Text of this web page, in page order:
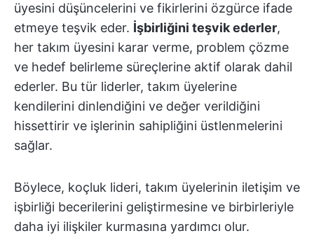
üyesini düşüncelerini ve fikirlerini özgürce ifade
etmeye teşvik eder. İşbirliğini teşvik ederler,
her takım üyesini karar verme, problem çözme
ve hedef belirleme süreçlerine aktif olarak dahil
ederler. Bu tür liderler, takım üyelerine
kendilerini dinlendiğini ve değer verildiğini
hissettirir ve işlerinin sahipliğini üstlenmelerini
sağlar.
Böylece, koçluk lideri, takım üyelerinin iletişim ve
işbirliği becerilerini geliştirmesine ve birbirleriyle
daha iyi ilişkiler kurmasına yardımcı olur.